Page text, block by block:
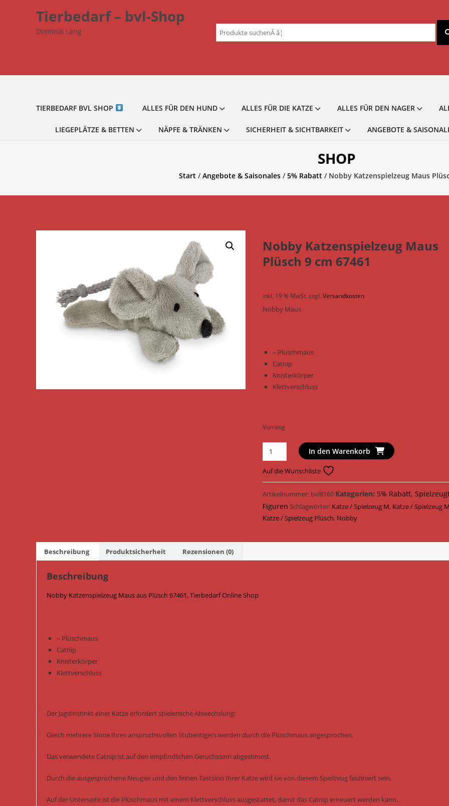
Tierbedarf – bvl-Shop
Dominik Lang
Suchen
nach:
TIERBEDARF BVL SHOP ALLES FÜR DEN HUND ALLES FÜR DIE KATZE ALLES FÜR DEN NAGER
LIEGEPLÄTZE & BETTEN NÄPFE & TRÄNKEN SICHERHEIT & SICHTBARKEIT ANGEBOTE &
SHOP
Start /Angebote & Saisonales /5% Rabatt / Nobby Katzenspielzeug Maus
Nobby Katzenspielzeug Maus
Plüsch 9 cm 67461
inkl. 19 % MwSt. zzgl.Versandkosten
Nobby Maus
– Plüschmaus
Catnip
Knisterkörper
Klettverschluss
Vorrätig
Nobby
Katzenspielzeug
Maus
Plüsch
9
cm
67461
In den Warenkorb
Auf die Wunschliste
Artikelnummer: bvl8160 Kategorien: 5% Rabatt,
Figuren Schlagwörter: Katze / Spielzeug M, Katze / Spielzeug
Katze / Spielzeug Plüsch, Nobby
Beschreibung Produktsicherheit Rezensionen (0)
Beschreibung
Nobby Katzenspielzeug Maus aus Plüsch 67461, Tierbedarf Online Shop
– Plüschmaus
Catnip
Knisterkörper
Klettverschluss
Der Jagdinstinkt einer Katze erfordert spielerische Abwechslung:
Gleich mehrere Sinne Ihres anspruchsvollen Stubentigers werden durch die Plüschmaus angesprochen.
Das verwendete Catnip ist auf den empfindlichen Geruchssinn abgestimmt.
Durch die ausgesprochene Neugier und den feinen Tastsinn Ihrer Katze wird sie von diesem Spielzeug fasziniert sein.
Auf der Unterseite ist die Plüschmaus mit einem Klettverschluss ausgestattet, damit das Catnip erneuert werden kann.